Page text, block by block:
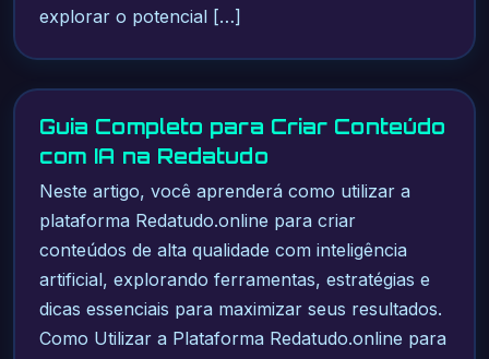
explorar o potencial […]
Guia Completo para Criar Conteúdo
com IA na Redatudo
Neste artigo, você aprenderá como utilizar a
plataforma Redatudo.online para criar
conteúdos de alta qualidade com inteligência
artificial, explorando ferramentas, estratégias e
dicas essenciais para maximizar seus resultados.
Como Utilizar a Plataforma Redatudo.online para